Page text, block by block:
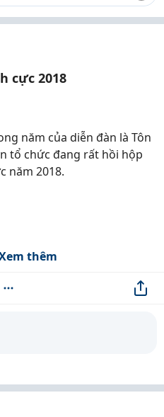
cực 2018
năm của diễn đàn là Tôn
tổ chức đang rất hồi hộp
năm 2018.
thêm